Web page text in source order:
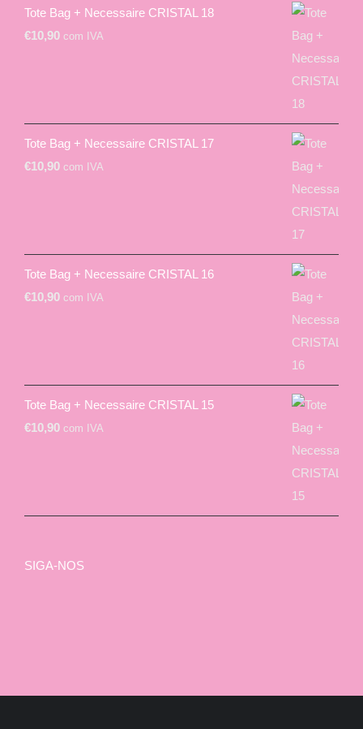
Tote Bag + Necessaire CRISTAL 18
€10,90 com IVA
Tote Bag + Necessaire CRISTAL 17
€10,90 com IVA
Tote Bag + Necessaire CRISTAL 16
€10,90 com IVA
Tote Bag + Necessaire CRISTAL 15
€10,90 com IVA
SIGA-NOS